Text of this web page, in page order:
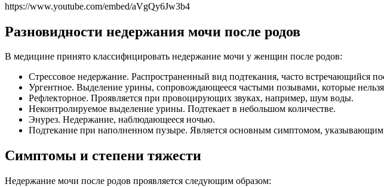
https://www.youtube.com/embed/aVgQy6Jw3b4
Разновидности недержания мочи после родов
В медицине принято классифицировать недержание мочи у женщин после родов:
Стрессовое недержание. Распространенный вид подтекания, часто встречающийся
Ургентное. Выделение урины, сопровождающееся частыми позывами, которые нельзя
Рефлекторное. Проявляется при провоцирующих звуках, например, шум воды.
Неконтролируемое выделение урины. Подтекает в небольшом количестве.
Энурез. Недержание, наблюдающееся ночью.
Подтекание при наполненном пузыре. Является основным симптомом,
Симптомы и степени тяжести
Недержание мочи после родов проявляется следующим образом: